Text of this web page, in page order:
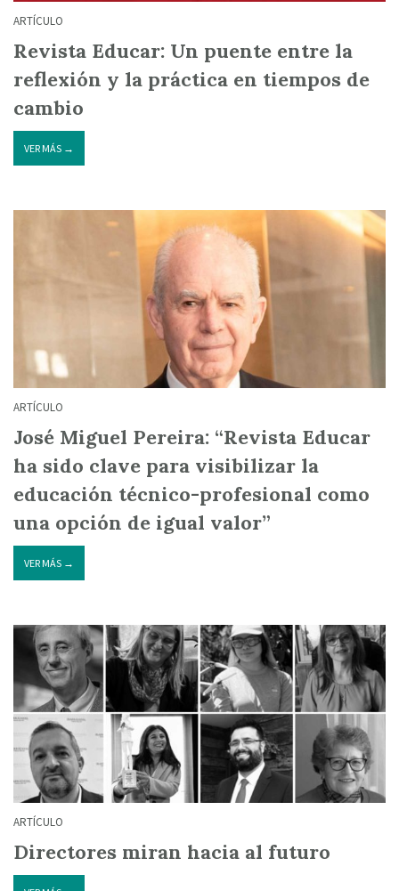
ARTÍCULO
Revista Educar: Un puente entre la
reflexión y la práctica en tiempos de
cambio
VER MÁS →
ARTÍCULO
José Miguel Pereira: “Revista Educar
ha sido clave para visibilizar la
educación técnico-profesional como
una opción de igual valor”
VER MÁS →
ARTÍCULO
Directores miran hacia al futuro